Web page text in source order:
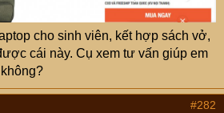
cho sinh viên, kết hợp sách vở,
cái này. Cụ xem tư vấn giúp em
#282